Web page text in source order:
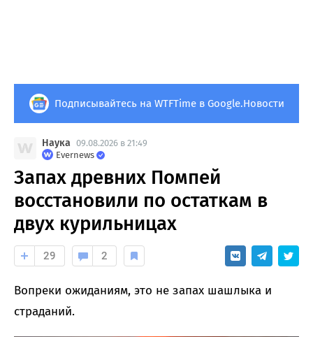
Подписывайтесь на WTFTime в Google.Новости
Наука 09.08.2026 в 21:49
Evernews
Запах древних Помпей
восстановили по остаткам в
двух курильницах
29 2
Вопреки ожиданиям, это не запах шашлыка и
страданий.